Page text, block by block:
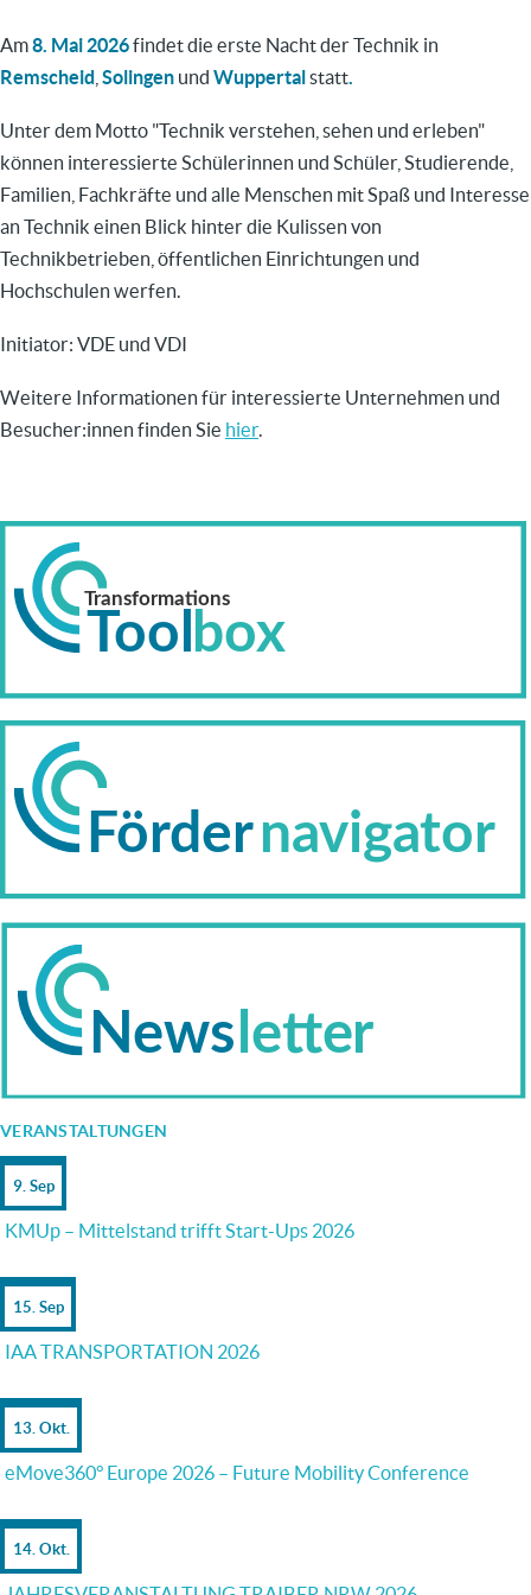
Am8. Mai 2026findet die erste Nacht der Technik in
Remscheid Solingen und Wuppertalstatt.
Unter dem Motto "Technik verstehen, sehen und erleben"
können interessierte Schülerinnen und Schüler, Studierende,
Familien, Fachkräfte und alle Menschen mit Spaß und Interesse
an Technik einen Blick hinter die Kulissen von
Technikbetrieben, öffentlichen Einrichtungen und
Hochschulen werfen.
Initiator: VDE und VDI
Weitere Informationen für interessierte Unternehmen und
Besucher:innen finden Sie hier.
VERANSTALTUNGEN
9. Sep
KMUp – Mittelstand trifft Start-Ups 2026
15. Sep
IAA TRANSPORTATION 2026
13. Okt.
eMove360° Europe 2026 – Future Mobility Conference
14. Okt.